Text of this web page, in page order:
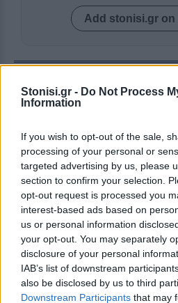
Stonisi.gr - Do Not Process
Information
If you wish to opt-out of the sale,
processing of your personal or
targeted advertising by us, please
section to confirm your selection.
opt-out request is processed you
interest-based ads based on
us or personal information
your opt-out. You may separately
disclosure of your personal
IAB’s list of downstream
also be disclosed by us to third
Downstream Participants that may
Add stonisi.gr on
ΣΤΗΝ ΙΔΙΑ
σπίτια κοντά στο Κάστρο του
Μολύβου
Κάτοικος διαμαρτύρεται και
να δοθεί λύση στο πρόβλημα που
ταλαιπωρεί τον ίδιο και άλλους
κατοίκους της περιοχής
ΧΩΡΙΑ
Η Αγιάσος τιμά τον Γιάννη
Χατζηβασιλείου
Εκδήλωση για τον επί 45 χρόνια
αρχισυντάκτη και διευθυντή του